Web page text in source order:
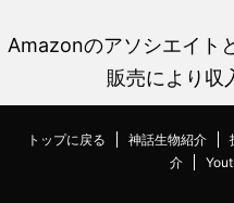
Amazonのアソシエイト
販売により収
トップに戻る 神話生物紹介
介